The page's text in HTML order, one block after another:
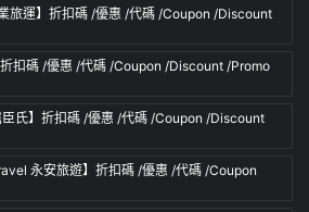
旅運】折扣碼 /優惠 /代碼 /Coupon /Discount
扣碼 /優惠 /代碼 /Coupon /Discount /Promo
氏】折扣碼 /優惠 /代碼 /Coupon /Discount
永安旅遊】折扣碼 /優惠 /代碼 /Coupon